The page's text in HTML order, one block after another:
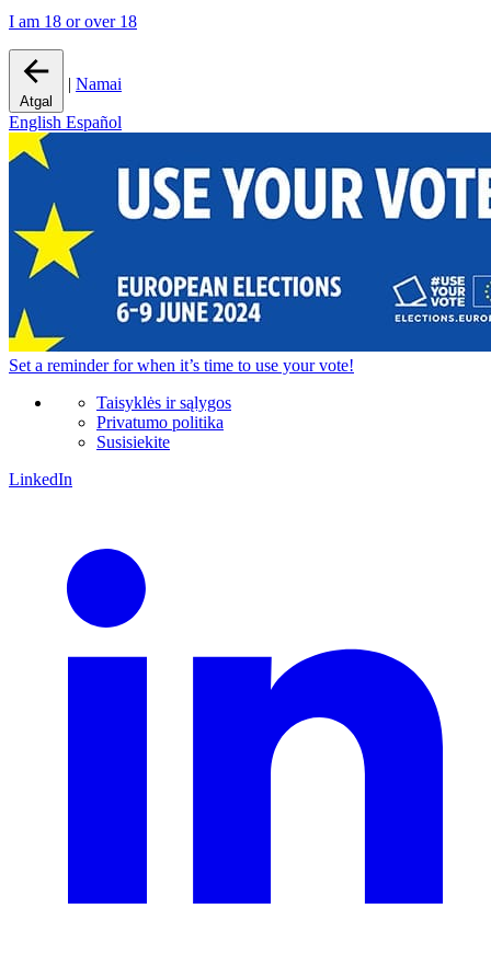
I am 18 or over 18
Atgal
| Namai
English Español
Set a reminderfor when it’s time to use your vote!
Taisyklės ir sąlygos
Privatumo politika
Susisiekite
LinkedIn